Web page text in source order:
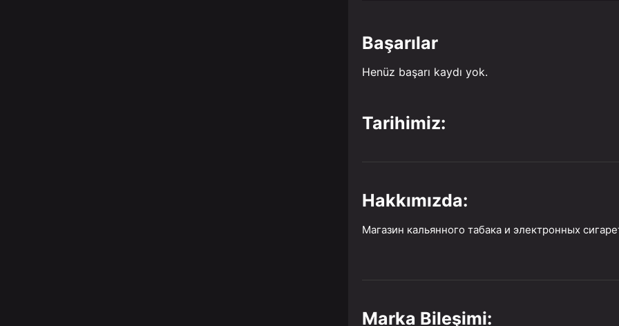
Başarılar
Henüz başarı kaydı yok.
Tarihimiz:
Hakkımızda:
Магазин кальянного табака и электронных
Marka Bileşimi: